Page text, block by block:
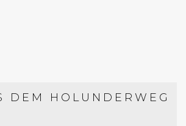
DEM HOLUNDERWEG